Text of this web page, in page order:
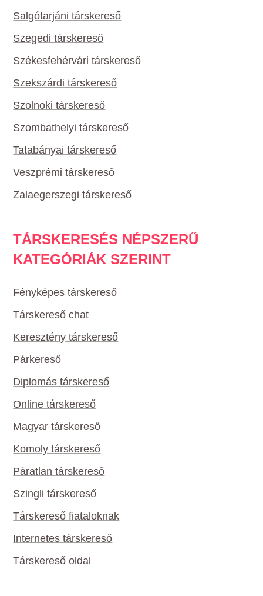
Salgótarjáni társkereső
Szegedi társkereső
Székesfehérvári társkereső
Szekszárdi társkereső
Szolnoki társkereső
Szombathelyi társkereső
Tatabányai társkereső
Veszprémi társkereső
Zalaegerszegi társkereső
TÁRSKERESÉS NÉPSZERŰ
KATEGÓRIÁK SZERINT
Fényképes társkereső
Társkereső chat
Keresztény társkereső
Párkereső
Diplomás társkereső
Online társkereső
Magyar társkereső
Komoly társkereső
Páratlan társkereső
Szingli társkereső
Társkereső fiataloknak
Internetes társkereső
Társkereső oldal